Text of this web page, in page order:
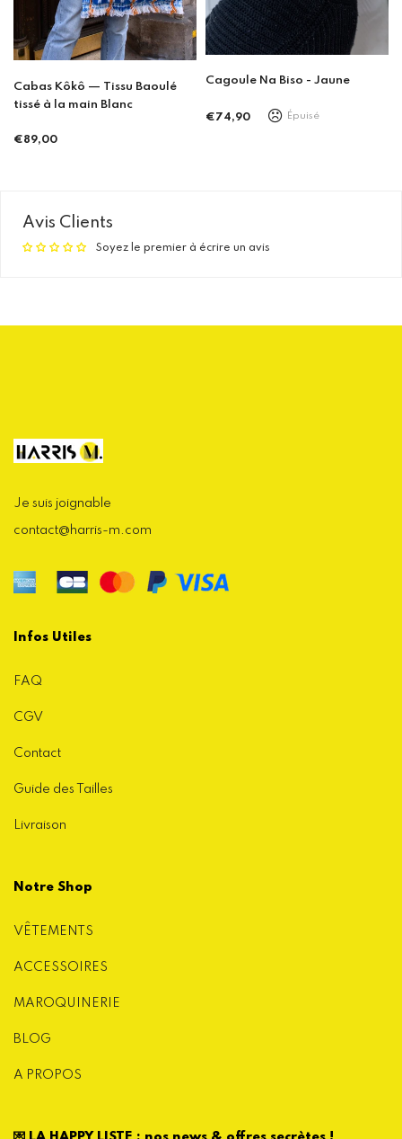
Cabas Kôkô — Tissu Baoulé
tissé à la main Blanc
€89,00
Cagoule Na Biso - Jaune
€74,90 Épuisé
Avis Clients
Soyez le premier à écrire un avis
Je suis joignable
contact@harris-m.com
Infos Utiles
FAQ
CGV
Contact
Guide des Tailles
Livraison
Notre Shop
VÊTEMENTS
ACCESSOIRES
MAROQUINERIE
BLOG
A PROPOS